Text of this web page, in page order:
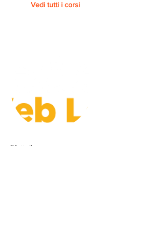
Vedi tutti i corsi
Piattaforma